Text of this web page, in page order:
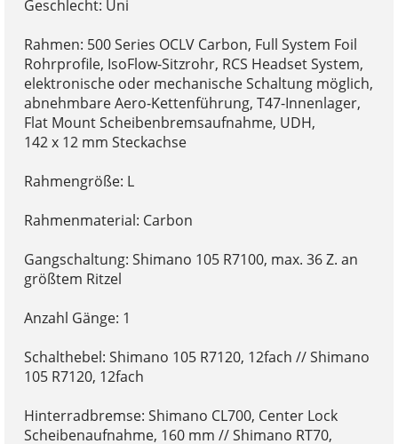
Geschlecht: Uni
Rahmen: 500 Series OCLV Carbon, Full System Foil
Rohrprofile, IsoFlow-Sitzrohr, RCS Headset System,
elektronische oder mechanische Schaltung möglich,
abnehmbare Aero-Kettenführung, T47-Innenlager,
Flat Mount Scheibenbremsaufnahme, UDH,
142 x 12 mm Steckachse
Rahmengröße: L
Rahmenmaterial: Carbon
Gangschaltung: Shimano 105 R7100, max. 36 Z. an
größtem Ritzel
Anzahl Gänge: 1
Schalthebel: Shimano 105 R7120, 12fach // Shimano
105 R7120, 12fach
Hinterradbremse: Shimano CL700, Center Lock
Scheibenaufnahme, 160 mm // Shimano RT70,